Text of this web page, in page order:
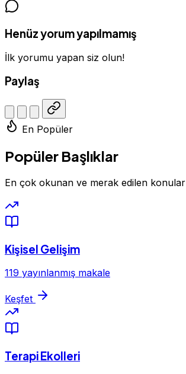
Henüz yorum yapılmamış
İlk yorumu yapan siz olun!
Paylaş
En Popüler
Popüler Başlıklar
En çok okunan ve merak edilen konular
Kişisel Gelişim
119 yayınlanmış makale
Keşfet
Terapi Ekolleri